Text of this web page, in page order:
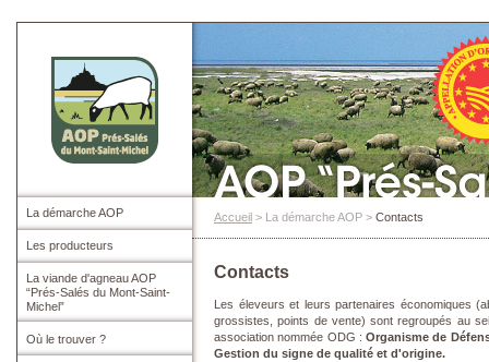
La démarche AOP
Les producteurs
La viande d'agneau AOP
“Prés-Salés du Mont-Saint-
Michel”
Où le trouver ?
Accueil > La démarche AOP > Contacts
Contacts
Les éleveurs et leurs partenaires économiques
grossistes, points de vente) sont regroupés au
association nommée ODG : Organisme de
Gestion du signe de qualité et d'origine.